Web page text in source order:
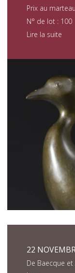
Prix au
N° de lot : 100
Lire la suite
22
De Baecque et